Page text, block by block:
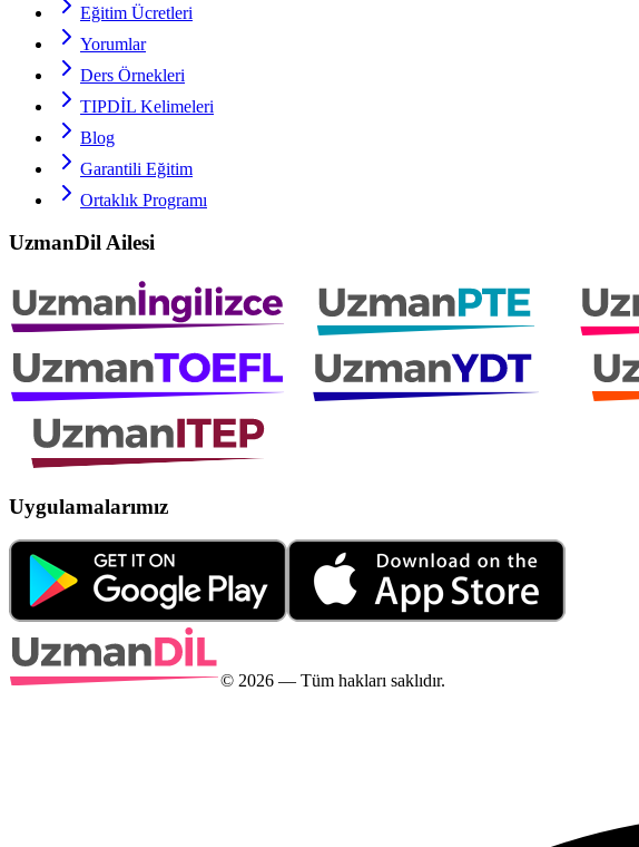
Eğitim Ücretleri
Yorumlar
Ders Örnekleri
TIPDİL Kelimeleri
Blog
Garantili Eğitim
Ortaklık Programı
UzmanDil Ailesi
Uygulamalarımız
© 2026 — Tüm hakları saklıdır.